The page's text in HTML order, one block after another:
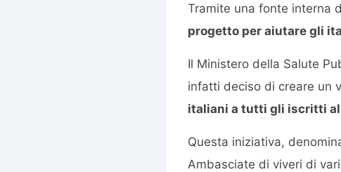
Tramite una fonte interna
progetto per aiutare gli
Il Ministero della Salute
infatti deciso di creare un
italiani a tutti gli iscritti
Questa iniziativa,
Ambasciate di viveri di